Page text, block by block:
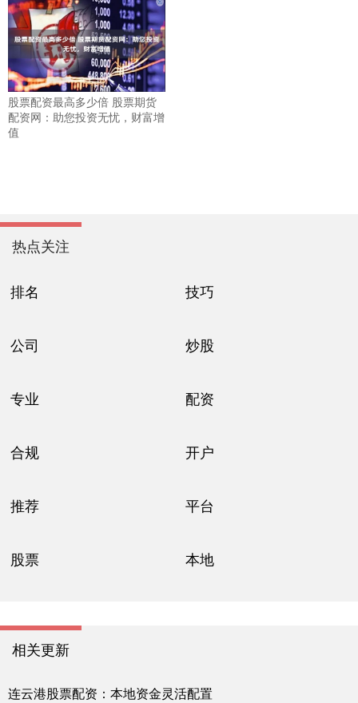
股票配资最高多少倍 股票期货
配资网：助您投资无忧，财富增
值
热点关注
排名 技巧
公司 炒股
专业 配资
合规 开户
推荐 平台
股票 本地
相关更新
连云港股票配资：本地资金灵活配置